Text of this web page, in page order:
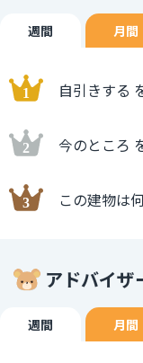
週間 月間
自引きする
今のところ
この建物は
アドバイザ
週間 月間